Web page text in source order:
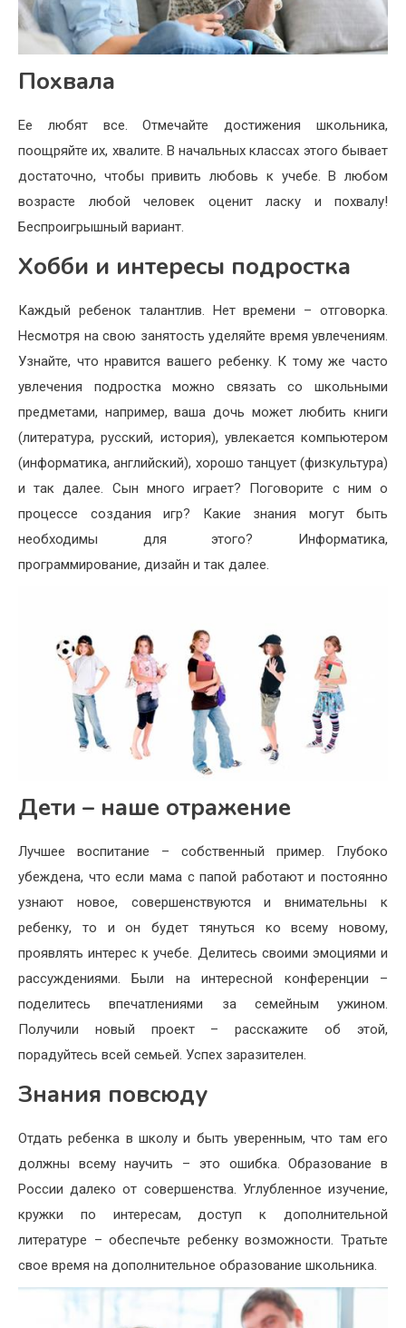
Похвала
Ее любят все. Отмечайте достижения школьника,
поощряйте их, хвалите. В начальных классах этого бывает
достаточно, чтобы привить любовь к учебе. В любом
возрасте любой человек оценит ласку и похвалу!
Беспроигрышный вариант.
Хобби и интересы подростка
Каждый ребенок талантлив. Нет времени – отговорка.
Несмотря на свою занятость уделяйте время увлечениям.
Узнайте, что нравится вашего ребенку. К тому же часто
увлечения подростка можно связать со школьными
предметами, например, ваша дочь может любить книги
(литература, русский, история), увлекается компьютером
(информатика, английский), хорошо танцует (физкультура)
и так далее. Сын много играет? Поговорите с ним о
процессе создания игр? Какие знания могут быть
необходимы для этого? Информатика,
программирование, дизайн и так далее.
Дети – наше отражение
Лучшее воспитание – собственный пример. Глубоко
убеждена, что если мама с папой работают и постоянно
узнают новое, совершенствуются и внимательны к
ребенку, то и он будет тянуться ко всему новому,
проявлять интерес к учебе. Делитесь своими эмоциями и
рассуждениями. Были на интересной конференции –
поделитесь впечатлениями за семейным ужином.
Получили новый проект – расскажите об этой,
порадуйтесь всей семьей. Успех заразителен.
Знания повсюду
Отдать ребенка в школу и быть уверенным, что там его
должны всему научить – это ошибка. Образование в
России далеко от совершенства. Углубленное изучение,
кружки по интересам, доступ к дополнительной
литературе – обеспечьте ребенку возможности. Тратьте
свое время на дополнительное образование школьника.